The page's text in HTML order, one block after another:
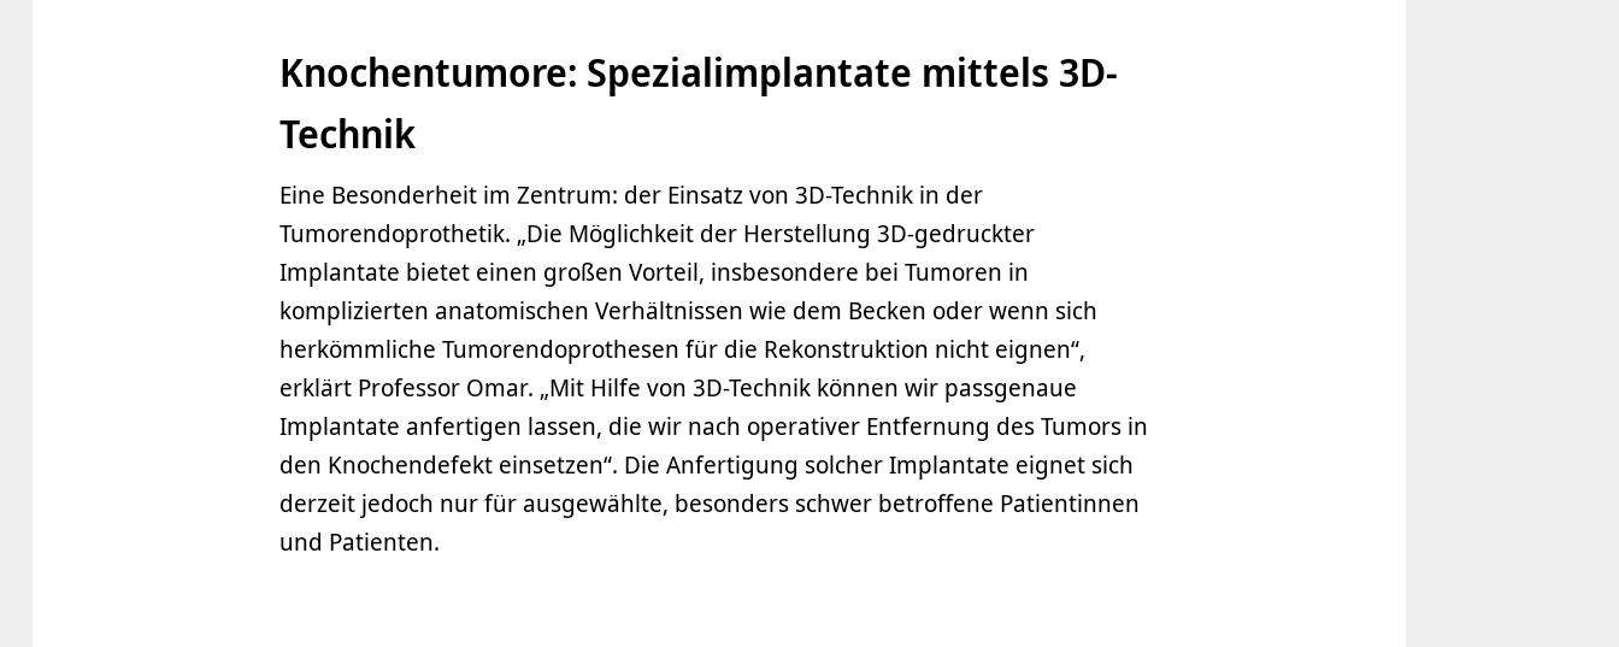
Knochentumore: Spezialimplantate mittels 3D-
Technik
Eine Besonderheit im Zentrum: der Einsatz von 3D-Technik in der
Tumorendoprothetik. „Die Möglichkeit der Herstellung 3D-gedruckter
Implantate bietet einen großen Vorteil, insbesondere bei Tumoren in
komplizierten anatomischen Verhältnissen wie dem Becken oder wenn sich
herkömmliche Tumorendoprothesen für die Rekonstruktion nicht eignen“,
erklärt Professor Omar. „Mit Hilfe von 3D-Technik können wir passgenaue
Implantate anfertigen lassen, die wir nach operativer Entfernung des Tumors in
den Knochendefekt einsetzen“. Die Anfertigung solcher Implantate eignet sich
derzeit jedoch nur für ausgewählte, besonders schwer betroffene Patientinnen
und Patienten.